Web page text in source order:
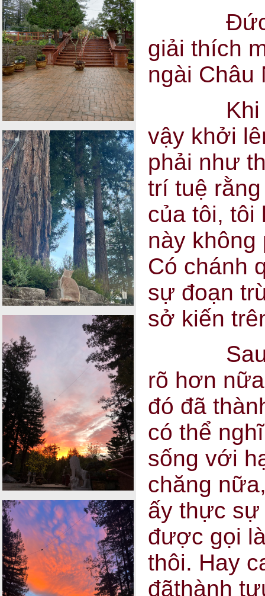
Đức
giải thích
ngài Châu
Khi có
vậy khởi
phải như
trí tuệ
của tôi, tôi
này không
Có chánh
sự đoạn
sở kiến
Sau
rõ hơn
đó đã
có thể
sống với
chăng
ấy thực
được gọi
thôi. Hay
đãthành